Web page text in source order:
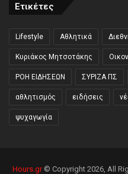
Ετικέτες
Lifestyle Αθλητικά
Κυριάκος Μητσοτάκης
ΡΟΗ ΕΙΔΗΣΕΩΝ ΣΥΡΙΖΑ ΠΣ
αθλητισμός ειδήσεις
ψυχαγωγία
Hours.gr© Copyright 2026, All